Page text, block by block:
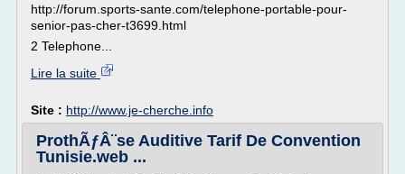
http://forum.sports-sante.com/telephone-portable-pour-
senior-pas-cher-t3699.html
2 Telephone...
Lire la suite
Site : http://www.je-cherche.info
ProthÃƒÂ¨se Auditive Tarif De Convention
Tunisie.web ...